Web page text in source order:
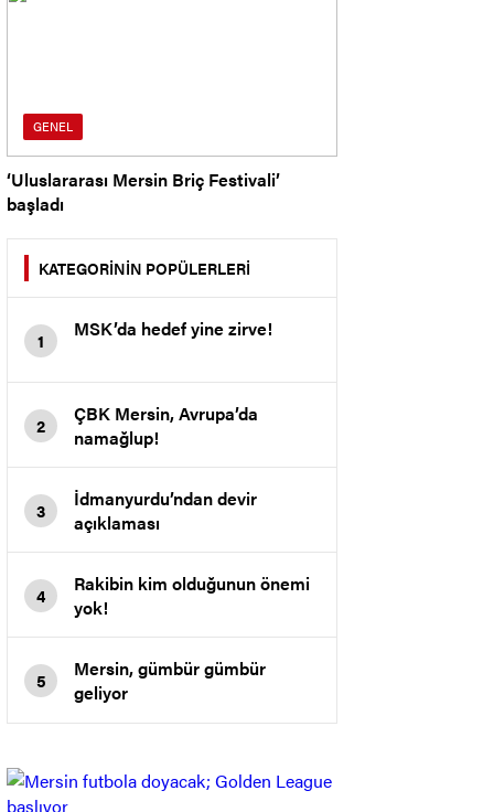
GENEL
‘Uluslararası Mersin Briç Festivali’
başladı
KATEGORİNİN POPÜLERLERİ
1 MSK’da hedef yine zirve!
2
ÇBK Mersin, Avrupa’da
namağlup!
3
İdmanyurdu’ndan devir
açıklaması
4
Rakibin kim olduğunun önemi
yok!
5
Mersin, gümbür gümbür
geliyor